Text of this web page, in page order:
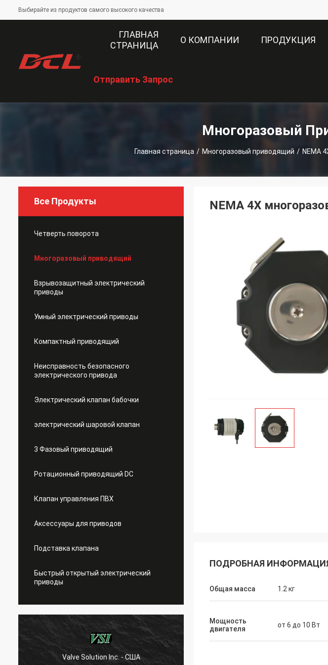
Выбирайте из продуктов самого высокого качества
ГЛАВНАЯ
СТРАНИЦА
О КОМПАНИИ ПРОДУКЦИЯ
Отправить Запрос
Многоразовый
Главная страница / Многоразовый приводящий / NEMA
Все Продукты
Четверть поворота
Многоразовый приводящий
Взрывозащитный электрический
приводы
Умный электрический приводы
Компактный приводящий
Неисправность безопасного
электрического привода
Электрический клапан бабочки
электрический шаровой клапан
3 Фазовый приводящий
Ротационный приводящий DC
Клапан управления ПВХ
Аксессуары для приводов
Подставка клапана
Быстрый открытый электрический
приводы
Valve Solution Inc. - США
NEMA 4X
ПОДРОБНАЯ
Общая масса 1.2 кг
Мощность
двигателя
от 6 до 10 Вт